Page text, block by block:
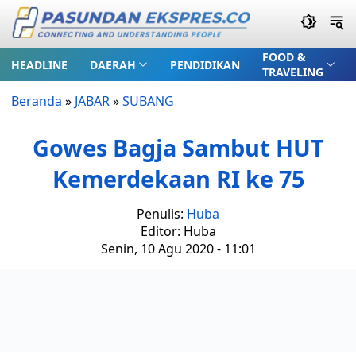
HEADLINE DAERAH PENDIDIKAN
FOOD &
TRAVELING
Beranda » JABAR»SUBANG
Gowes Bagja Sambut HUT
Kemerdekaan RI ke 75
Penulis: Huba
Editor: Huba
Senin, 10 Agu 2020 - 11:01